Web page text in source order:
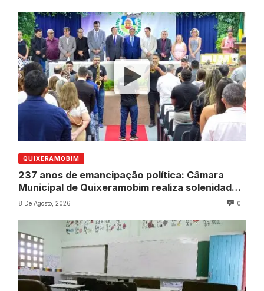
QUIXERAMOBIM
237 anos de emancipação política: Câmara
Municipal de Quixeramobim realiza solenidade
para entrega de comendas e títulos
8 De Agosto, 2026 0